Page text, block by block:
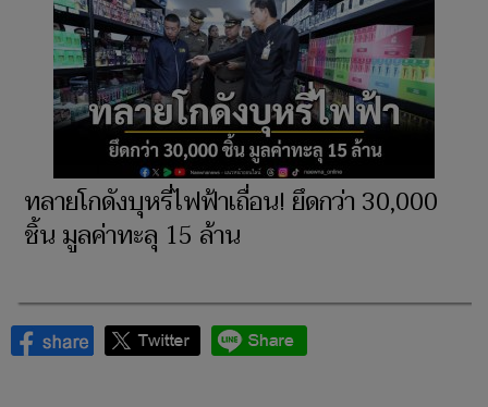
ทลายโกดังบุหรี่ไฟฟ้าเถื่อน! ยึดกว่า 30,000
ชิ้น มูลค่าทะลุ 15 ล้าน